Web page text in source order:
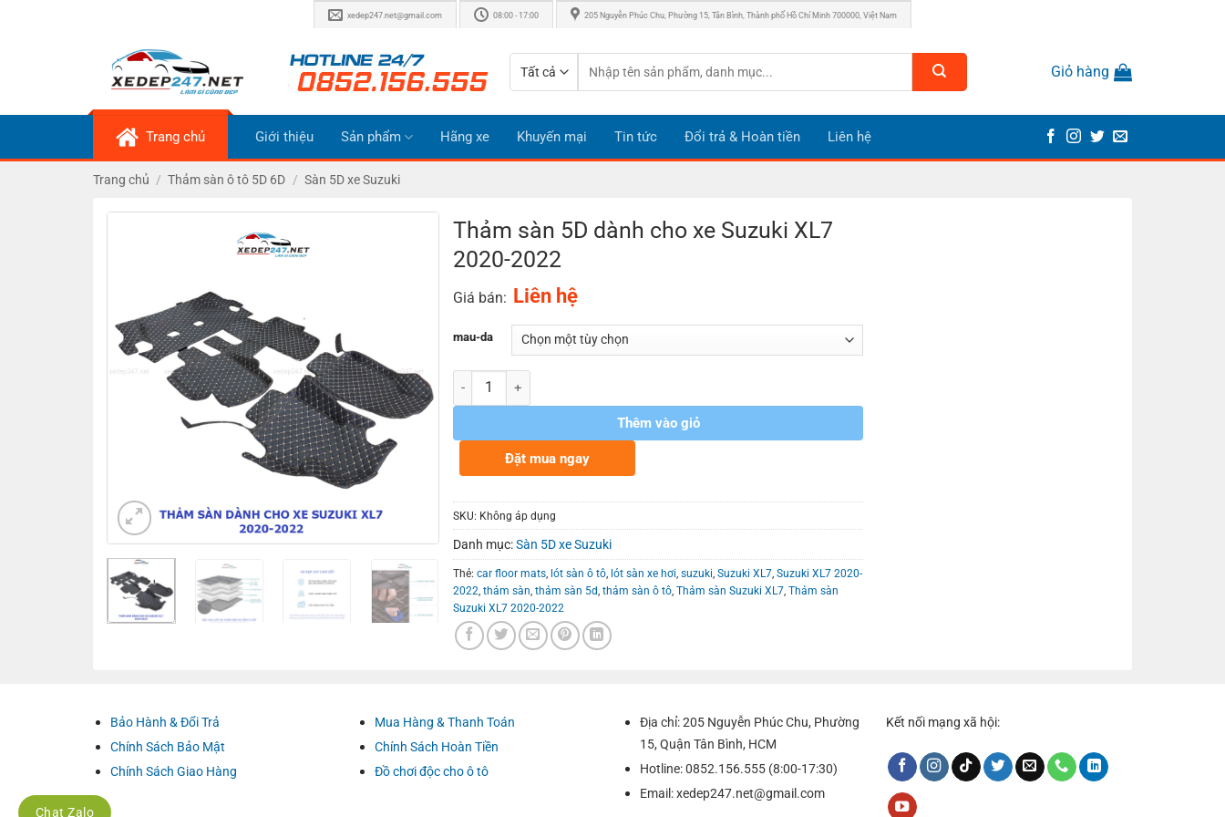
xedep247.net@gmail.com 08:00 - 17:00 205 Nguyễn Phúc Chu, Phường 15, Tân Bình, Thành phố Hồ Chí Minh 700000, Việt Nam
kiếm:
Giỏ hàng
Trang chủ Giới thiệu Sản phẩm Hãng xe Khuyến mại Tin tức Đổi trả & Hoàn tiền Liên hệ
Trang chủ / Thảm sàn ô tô 5D 6D / Sàn 5D xe Suzuki
Thảm sàn 5D dành cho xe Suzuki XL7
2020-2022
Giá bán: Liên hệ
mau-da
Số lượng
Thêm vào giỏ
Đặt mua ngay
SKU: Không áp dụng
Danh mục:Sàn 5D xe Suzuki
Thẻ: car floor mats lót sàn ô tô lót sàn xe hơi suzuki Suzuki XL7 Suzuki XL7 2020-
2022 thảm sàn thảm sàn 5d thảm sàn ô tô Thảm sàn Suzuki XL7 Thảm sàn
Suzuki XL7 2020-2022
Bảo Hành & Đổi Trả
Chính Sách Bảo Mật
Chính Sách Giao Hàng
Mua Hàng & Thanh Toán
Chính Sách Hoàn Tiền
Đồ chơi độc cho ô tô
Địa chỉ: 205 Nguyễn Phúc Chu, Phường
15, Quận Tân Bình, HCM
Hotline: 0852.156.555 (8:00-17:30)
Email:xedep247.net@gmail.com
Kết nối mạng xã hội:
Chat Zalo